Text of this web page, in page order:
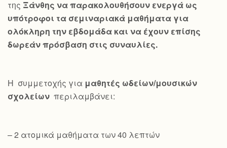
της Ξάνθης να παρακολουθήσουν ενεργά ως
υπότροφοι τα σεμιναριακά μαθήματα για
ολόκληρη την εβδομάδα και να έχουν επίσης
δωρεάν πρόσβαση στις συναυλίες.
Η συμμετοχής για μαθητές ωδείων/μουσικών
σχολείων περιλαμβάνει:
– 2 ατομικά μαθήματα των 40 λεπτών